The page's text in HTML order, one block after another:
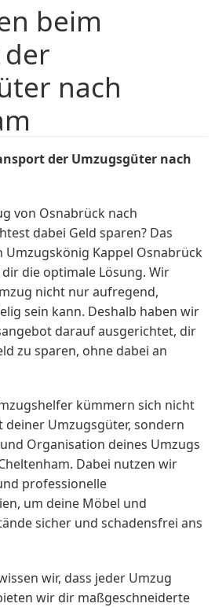
beim
nach
der Umzugsgüter nach
von Osnabrück nach
dabei Geld sparen? Das
Kappel Osnabrück
die optimale Lösung. Wir
nicht nur aufregend,
sein kann. Deshalb haben wir
darauf ausgerichtet, dir
zu sparen, ohne dabei an
kümmern sich nicht
Umzugsgüter, sondern
Organisation deines Umzugs
Dabei nutzen wir
professionelle
um deine Möbel und
sicher und schadensfrei ans
wir, dass jeder Umzug
wir dir maßgeschneiderte